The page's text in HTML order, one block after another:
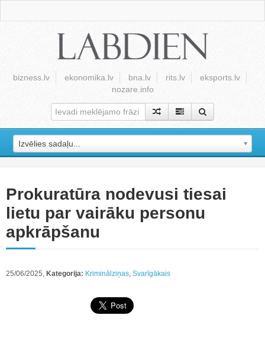
bizness.lv ekonomika.lv bna.lv rits.lv
eksports.lv
nozare.info
Izvēlies sadaļu...
Prokuratūra nodevusi tiesai
lietu par vairāku personu
apkrāpšanu
25/06/2025, Kategorija: Kriminālziņas, Svarīgākais